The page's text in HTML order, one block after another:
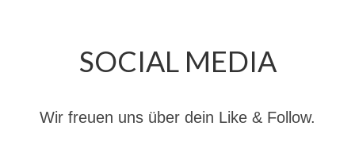
Dienstplan
SOCIAL MEDIA
Wir freuen uns über dein Like & Follow.